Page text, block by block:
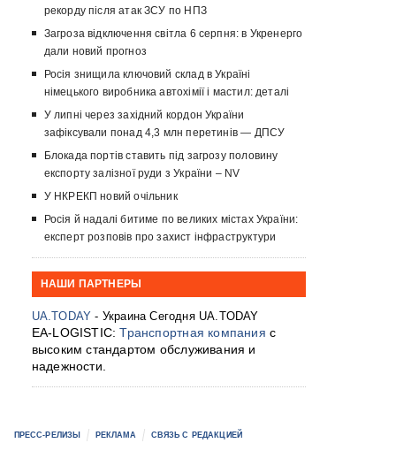
рекорду після атак ЗСУ по НПЗ
Загроза відключення світла 6 серпня: в Укренерго
дали новий прогноз
Росія знищила ключовий склад в Україні
німецького виробника автохімії і мастил: деталі
У липні через західний кордон України
зафіксували понад 4,3 млн перетинів — ДПСУ
Блокада портів ставить під загрозу половину
експорту залізної руди з України – NV
У НКРЕКП новий очільник
Росія й надалі битиме по великих містах України:
експерт розповів про захист інфраструктури
НАШИ ПАРТНЕРЫ
UA.TODAY - Украина Сегодня UA.TODAY
EA-LOGISTIC:Транспортная компания с
высоким стандартом обслуживания и
надежности.
ПРЕСС-РЕЛИЗЫ РЕКЛАМА СВЯЗЬ С РЕДАКЦИЕЙ